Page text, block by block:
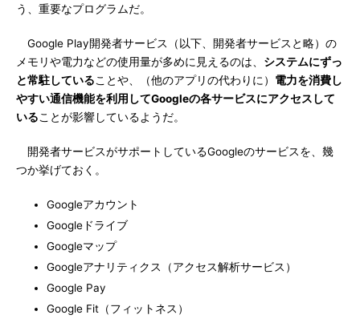
う、重要なプログラムだ。
Google Play開発者サービス（以下、開発者サービスと略）の
メモリや電力などの使用量が多めに見えるのは、 システムにずっ
と常駐していることや、（他のアプリの代わりに） 電力を消費し
やすい通信機能を利用してGoogleの各サービスにアクセスして
いることが影響しているようだ。
開発者サービスがサポートしているGoogleのサービスを、幾
つか挙げておく。
Googleアカウント
Googleドライブ
Googleマップ
Googleアナリティクス（アクセス解析サービス）
Google Pay
Google Fit（フィットネス）